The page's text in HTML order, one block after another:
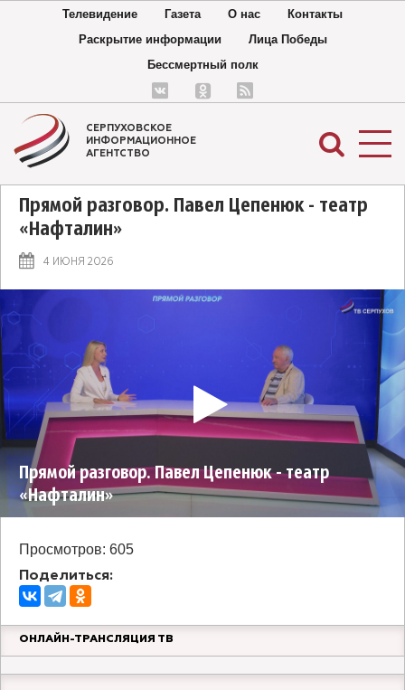
Телевидение Газета О нас
Контакты
Раскрытие информации
Лица Победы
Бессмертный полк
СЕРПУХОВСКОЕ
ИНФОРМАЦИОННОЕ
АГЕНТСТВО
Прямой разговор. Павел Цепенюк - театр
«Нафталин»
4 ИЮНЯ 2026
Прямой разговор. Павел Цепенюк - театр
«Нафталин»
Просмотров: 605
Поделиться:
ОНЛАЙН-ТРАНСЛЯЦИЯ ТВ